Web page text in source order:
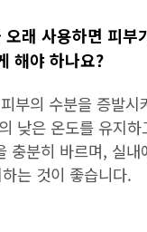
래 사용하면 피부
해야 하나요?
부의 수분을 증발시
낮은 온도를 유지
충분히 바르며, 실내
는 것이 좋습니다.